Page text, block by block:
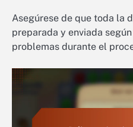
Asegúrese de que toda la
preparada y enviada
problemas durante el